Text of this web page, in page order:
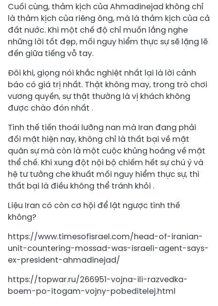
Cuối cùng, thảm kịch của Ahmadinejad không chỉ
là thảm kịch của riêng ông, mà là thảm kịch của cả
đất nước. Khi một chế độ chỉ muốn lắng nghe
những lời tốt đẹp, mối nguy hiểm thực sự sẽ lặng lẽ
đến giữa tiếng vỗ tay.
Đôi khi, giọng nói khắc nghiệt nhất lại là lời cảnh
báo có giá trị nhất. Thật không may, trong trò chơi
vương quyền, sự thật thường là vị khách không
được chào đón nhất .
Tình thế tiến thoái lưỡng nan mà Iran đang phải
đối mặt hiện nay, không chỉ là thất bại về mặt
quân sự mà còn là một cuộc khủng hoảng về mặt
thể chế. Khi xung đột nội bộ chiếm hết sự chú ý và
hệ tư tưởng che khuất mối nguy hiểm thực sự, thì
thất bại là điều không thể tránh khỏi .
Liệu Iran có còn cơ hội để lật ngược tình thế
không?
https://www.timesofisrael.com/head-of-iranian-
unit-countering-mossad-was-israeli-agent-says-
ex-president-ahmadinejad/
https://topwar.ru/266951-vojna-ili-razvedka-
boem-po-itogam-vojny-pobeditelej.html